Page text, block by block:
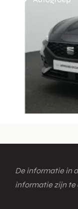
De informatie in
informatie zijn te